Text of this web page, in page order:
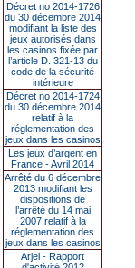
Décret no 2014-1726
du 30 décembre 2014
modifiant la liste des
jeux autorisés dans
les casinos fixée par
l’article D. 321-13 du
code de la sécurité
intérieure
Décret no 2014-1724
du 30 décembre 2014
relatif à la
réglementation des
jeux dans les casinos
Les jeux d’argent en
France - Avril 2014
Arrêté du 6 décembre
2013 modifiant les
dispositions de
l’arrêté du 14 mai
2007 relatif à la
réglementation des
jeux dans les casinos
Arjel - Rapport